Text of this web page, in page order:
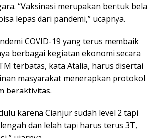
“Vaksinasi merupakan bentuk bela
lepas dari pandemi,” ucapnya.
COVID-19 yang terus membaik
berbagai kegiatan ekonomi secara
terbatas, kata Atalia, harus disertai
masyarakat menerapkan protokol
beraktivitas.
karena Cianjur sudah level 2 tapi
dan lelah tapi harus terus 3T,